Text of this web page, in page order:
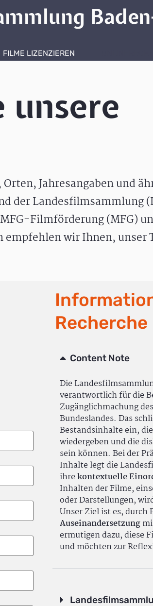
FILME LIZENZIEREN
unsere
Jahresangaben und
der Landesfilmsammlung
Filmförderung (MFG)
wir Ihnen, unser
Recherche
Content Note
Die
verantwortlich für die
Zugänglichmachung
Bundeslandes. Das
Bestandsinhalte ein,
wiedergeben und die
sein können. Bei der
Inhalte legt die
ihrekontextuelle
Inhalten der Filme,
oder Darstellungen,
Unser Ziel ist es, durch
Auseinandersetzung
ermutigen dazu, diese
und möchten zur